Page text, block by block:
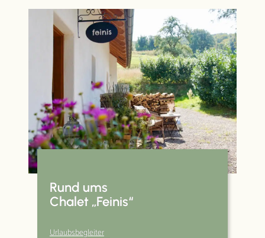
Kontakt
letter
buchen anfragen
DatenschutzImpressum
Rund ums
Chalet „Feinis“
Urlaubsbegleiter